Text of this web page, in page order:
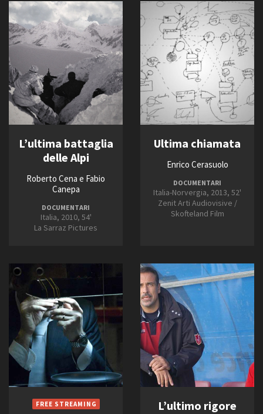
L’ultima battaglia
delle Alpi
Roberto Cena e Fabio
Canepa
DOCUMENTARI
Italia, 2010, 54'
La Sarraz Pictures
Ultima chiamata
Enrico Cerasuolo
DOCUMENTARI
Italia-Norvergia, 2013, 52'
Zenit Arti Audiovisive /
Skofteland Film
L’ultimo rigore